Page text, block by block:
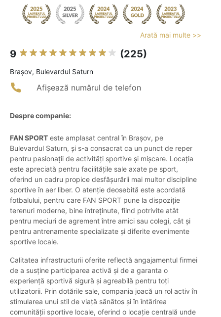
Arată mai multe >>
9 (225)
Braşov, Bulevardul Saturn
Afișează numărul de telefon
Despre companie:
FAN SPORT este amplasat central în Brașov, pe
Bulevardul Saturn, și s-a consacrat ca un punct de reper
pentru pasionații de activități sportive și mișcare. Locația
este apreciată pentru facilitățile sale axate pe sport,
oferind un cadru propice desfășurării mai multor discipline
sportive în aer liber. O atenție deosebită este acordată
fotbalului, pentru care FAN SPORT pune la dispoziție
terenuri moderne, bine întreținute, fiind potrivite atât
pentru meciuri de agrement între amici sau colegi, cât și
pentru antrenamente specializate și diferite evenimente
sportive locale.
Calitatea infrastructurii oferite reflectă angajamentul firmei
de a susține participarea activă și de a garanta o
experiență sportivă sigură și agreabilă pentru toți
utilizatorii. Prin dotările sale, compania joacă un rol activ în
stimularea unui stil de viață sănătos și în întărirea
comunității sportive locale, oferind o locație centrală unde